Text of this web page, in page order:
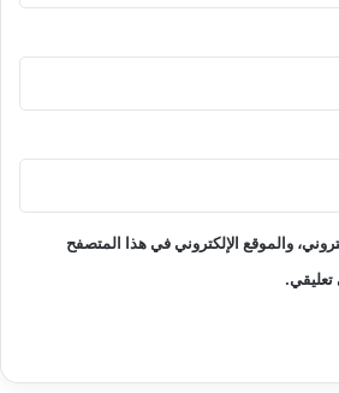
والموقع الإلكتروني في هذا المتصفح
تعليقي.